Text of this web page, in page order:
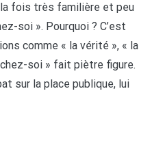
la fois très familière et peu
soi ». Pourquoi ? C’est
comme « la vérité », « la
soi » fait piètre figure.
sur la place publique, lui